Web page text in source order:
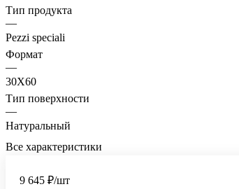
Тип продукта
—
Pezzi speciali
Формат
—
30X60
Тип поверхности
—
Натуральный
Все характеристики
9 645 ₽/шт